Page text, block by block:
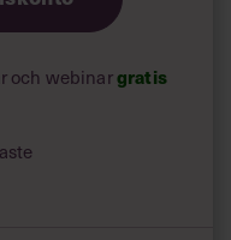
och webinargratis